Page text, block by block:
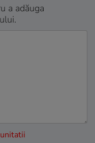
a adăuga